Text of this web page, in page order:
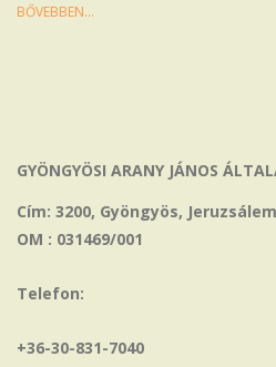
BŐVEBBEN…
GYÖNGYÖSI ARANY JÁNOS
Cím: 3200, Gyöngyös,
OM : 031469/001
Telefon:
+36-30-831-7040